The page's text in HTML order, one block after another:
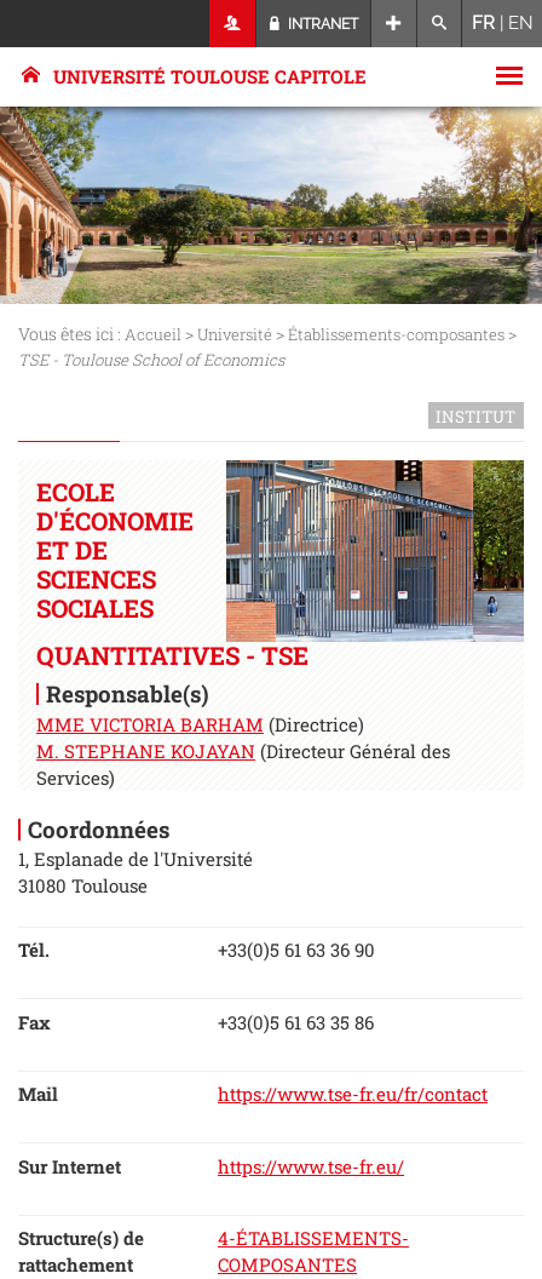
INTRANET FR | EN
UNIVERSITÉ TOULOUSE CAPITOLE
Vous êtes ici : Accueil >Université >Établissements-composantes >
TSE - Toulouse School of Economics
INSTITUT
ECOLE
D'ÉCONOMIE
ET DE
SCIENCES
SOCIALES
QUANTITATIVES - TSE
Responsable(s)
MME VICTORIA BARHAM (Directrice)
M. STEPHANE KOJAYAN (Directeur Général des
Services)
Coordonnées
1, Esplanade de l'Université
31080 Toulouse
Tél. +33(0)5 61 63 36 90
Fax +33(0)5 61 63 35 86
Mail https://www.tse-fr.eu/fr/contact
Sur Internet https://www.tse-fr.eu/
Structure(s) de
rattachement
4-ÉTABLISSEMENTS-
COMPOSANTES